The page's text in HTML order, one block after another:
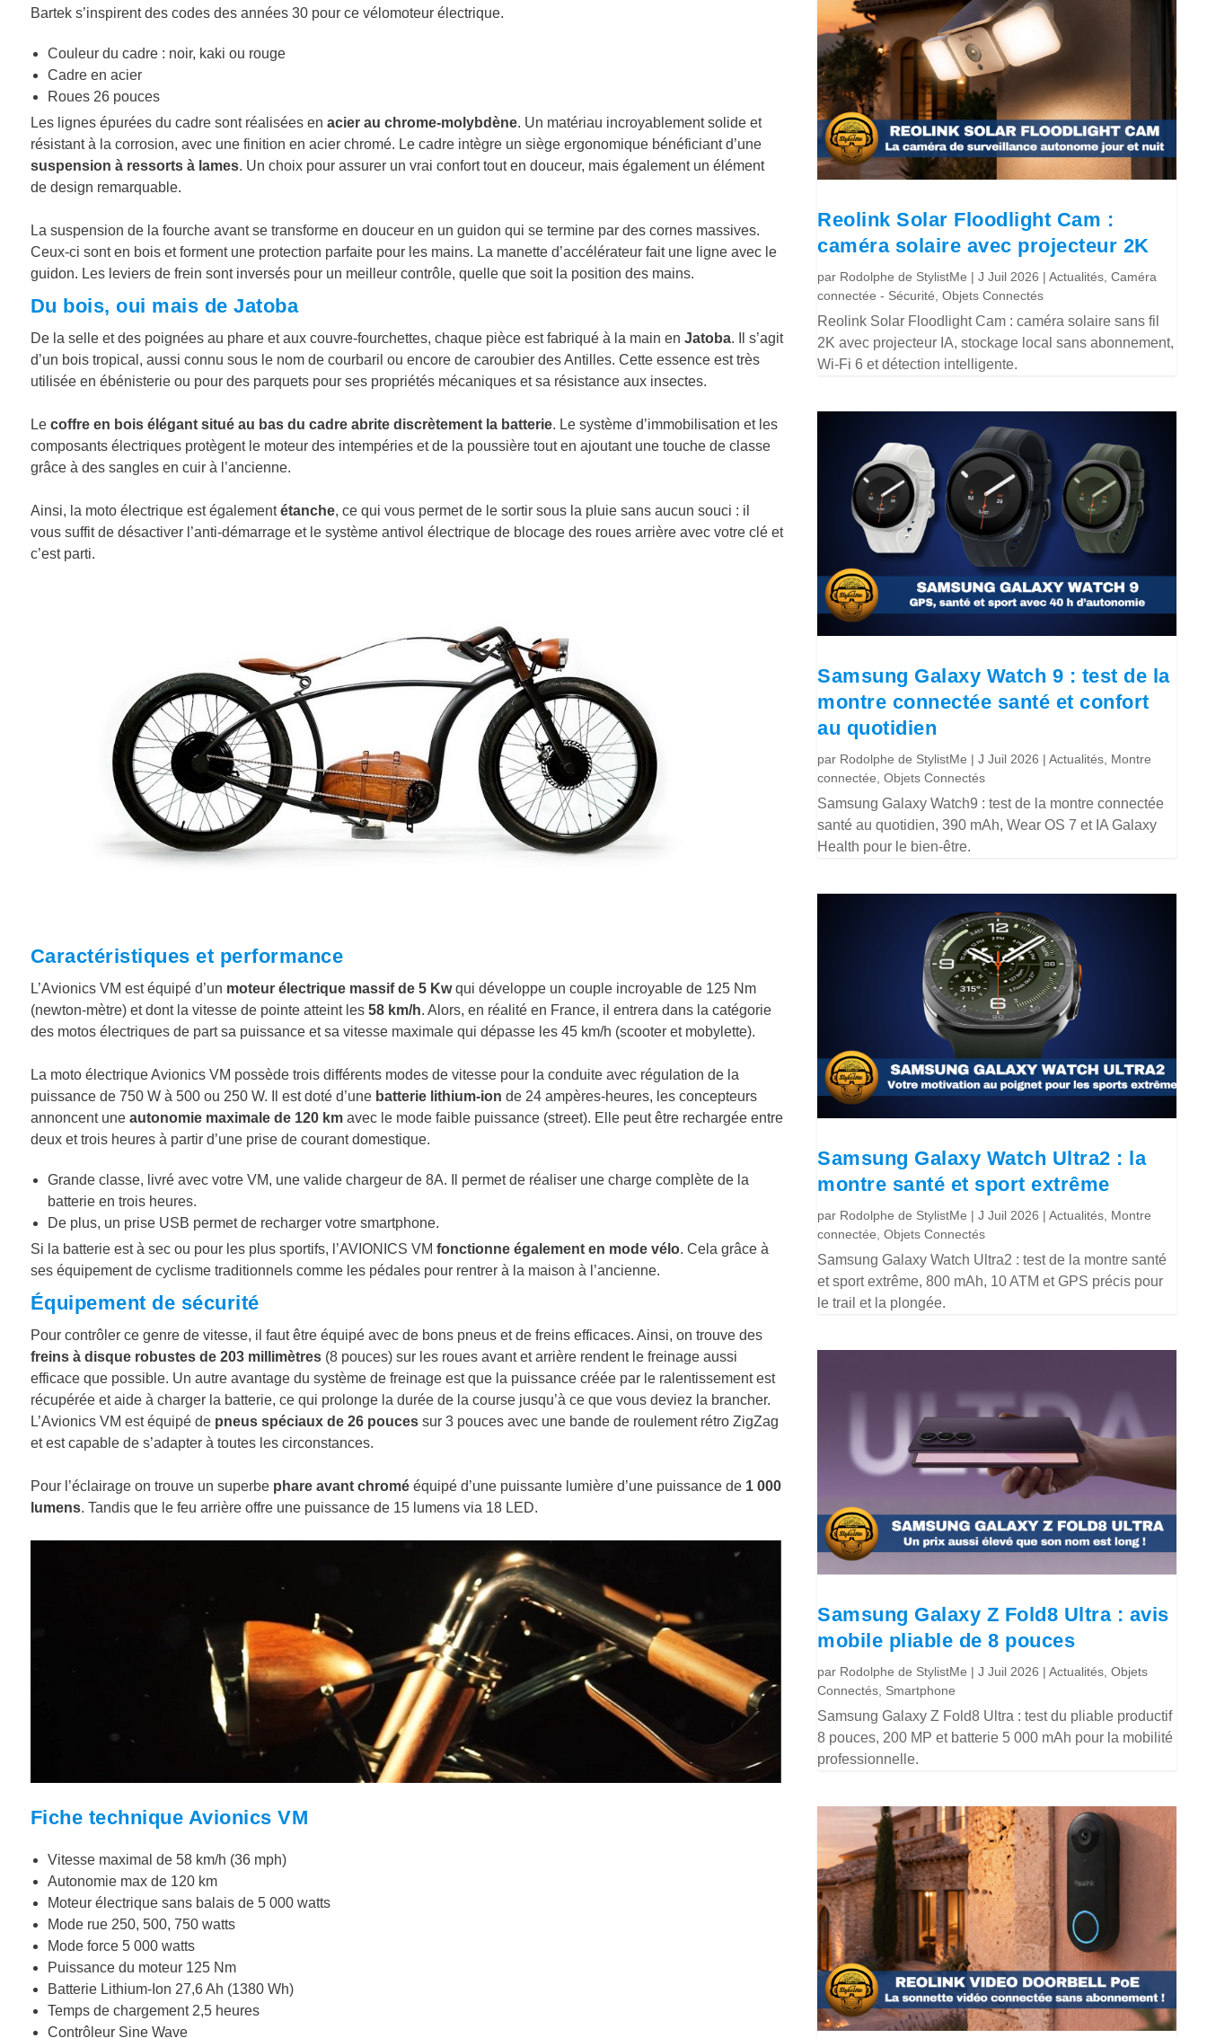
Bartek s’inspirent des codes des années 30 pour ce vélomoteur électrique.
Couleur du cadre : noir, kaki ou rouge
Cadre en acier
Roues 26 pouces
Les lignes épurées du cadre sont réalisées en acier au chrome-molybdène. Un matériau incroyablement solide et
résistant à la corrosion, avec une finition en acier chromé. Le cadre intègre un siège ergonomique bénéficiant d’une
suspension à ressorts à lames. Un choix pour assurer un vrai confort tout en douceur, mais également un élément
de design remarquable.
La suspension de la fourche avant se transforme en douceur en un guidon qui se termine par des cornes massives.
Ceux-ci sont en bois et forment une protection parfaite pour les mains. La manette d’accélérateur fait une ligne avec le
guidon. Les leviers de frein sont inversés pour un meilleur contrôle, quelle que soit la position des mains.
Du bois, oui mais de Jatoba
De la selle et des poignées au phare et aux couvre-fourchettes, chaque pièce est fabriqué à la main en Jatoba. Il s’agit
d’un bois tropical, aussi connu sous le nom de courbaril ou encore de caroubier des Antilles. Cette essence est très
utilisée en ébénisterie ou pour des parquets pour ses propriétés mécaniques et sa résistance aux insectes.
Le coffre en bois élégant situé au bas du cadre abrite discrètement la batterie. Le système d’immobilisation et les
composants électriques protègent le moteur des intempéries et de la poussière tout en ajoutant une touche de classe
grâce à des sangles en cuir à l’ancienne.
Ainsi, la moto électrique est égalementétanche, ce qui vous permet de le sortir sous la pluie sans aucun souci : il
vous suffit de désactiver l’anti-démarrage et le système antivol électrique de blocage des roues arrière avec votre clé et
c’est parti.
Caractéristiques et performance
L’Avionics VM est équipé d’un moteur électrique massif de 5 Kwqui développe un couple incroyable de 125 Nm
(newton-mètre) et dont la vitesse de pointe atteint les 58 km/h. Alors, en réalité en France, il entrera dans la catégorie
des motos électriques de part sa puissance et sa vitesse maximale qui dépasse les 45 km/h (scooter et mobylette).
La moto électrique Avionics VM possède trois différents modes de vitesse pour la conduite avec régulation de la
puissance de 750 W à 500 ou 250 W. Il est doté d’une batterie lithium-ion de 24 ampères-heures, les concepteurs
annoncent une autonomie maximale de 120 kmavec le mode faible puissance (street). Elle peut être rechargée entre
deux et trois heures à partir d’une prise de courant domestique.
Grande classe, livré avec votre VM, une valide chargeur de 8A. Il permet de réaliser une charge complète de la
batterie en trois heures.
De plus, un prise USB permet de recharger votre smartphone.
Si la batterie est à sec ou pour les plus sportifs, l’AVIONICS VM fonctionne également en mode vélo. Cela grâce à
ses équipement de cyclisme traditionnels comme les pédales pour rentrer à la maison à l’ancienne.
Équipement de sécurité
Pour contrôler ce genre de vitesse, il faut être équipé avec de bons pneus et de freins efficaces. Ainsi, on trouve des
freins à disque robustes de 203 millimètres(8 pouces) sur les roues avant et arrière rendent le freinage aussi
efficace que possible. Un autre avantage du système de freinage est que la puissance créée par le ralentissement est
récupérée et aide à charger la batterie, ce qui prolonge la durée de la course jusqu’à ce que vous deviez la brancher.
L’Avionics VM est équipé depneus spéciaux de 26 poucessur 3 pouces avec une bande de roulement rétro ZigZag
et est capable de s’adapter à toutes les circonstances.
Pour l’éclairage on trouve un superbe phare avant chromééquipé d’une puissante lumière d’une puissance de 1 000
lumens. Tandis que le feu arrière offre une puissance de 15 lumens via 18 LED.
Fiche technique Avionics VM
Vitesse maximal de 58 km/h (36 mph)
Autonomie max de 120 km
Moteur électrique sans balais de 5 000 watts
Mode rue 250, 500, 750 watts
Mode force 5 000 watts
Puissance du moteur 125 Nm
Batterie Lithium-Ion 27,6 Ah (1380 Wh)
Temps de chargement 2,5 heures
Contrôleur Sine Wave
Reolink Solar Floodlight Cam :
caméra solaire avec projecteur 2K
par Rodolphe de StylistMe |J Juil 2026 |Actualités ,Caméra
connectée - Sécurité ,Objets Connectés
Reolink Solar Floodlight Cam : caméra solaire sans fil
2K avec projecteur IA, stockage local sans abonnement,
Wi-Fi 6 et détection intelligente.
Samsung Galaxy Watch 9 : test de la
montre connectée santé et confort
au quotidien
par Rodolphe de StylistMe |J Juil 2026 |Actualités Montre
connectée ,Objets Connectés
Samsung Galaxy Watch9 : test de la montre connectée
santé au quotidien, 390 mAh, Wear OS 7 et IA Galaxy
Health pour le bien-être.
Samsung Galaxy Watch Ultra2 : la
montre santé et sport extrême
par Rodolphe de StylistMe |J Juil 2026 |Actualités Montre
connectée ,Objets Connectés
Samsung Galaxy Watch Ultra2 : test de la montre santé
et sport extrême, 800 mAh, 10 ATM et GPS précis pour
le trail et la plongée.
Samsung Galaxy Z Fold8 Ultra : avis
mobile pliable de 8 pouces
par Rodolphe de StylistMe |J Juil 2026 |Actualités ,Objets
Connectés Smartphone
Samsung Galaxy Z Fold8 Ultra : test du pliable productif
8 pouces, 200 MP et batterie 5 000 mAh pour la mobilité
professionnelle.